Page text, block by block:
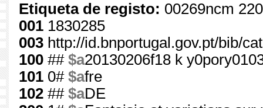
Etiqueta de registo: 00269ncm
001 1830285
003 http://id.bnportugal.gov.pt/bib/
100 ## $a20130206f18 k
101 0# $afre
102 ## $aDE